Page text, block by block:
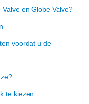
en Globe Valve?
voordat u de
te kiezen